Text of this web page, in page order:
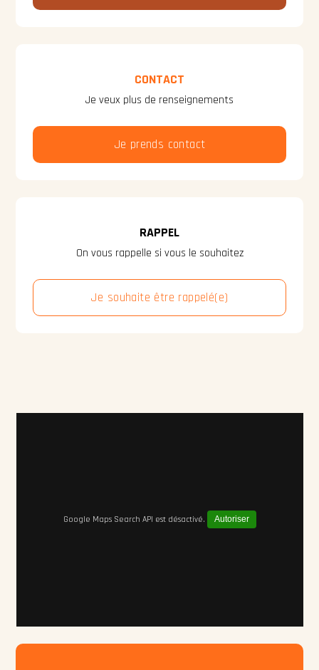
CONTACT
Je veux plus de renseignements
Je prends contact
RAPPEL
On vous rappelle si vous le souhaitez
Je souhaite être rappelé(e)
Google Maps Search API est désactivé. Autoriser